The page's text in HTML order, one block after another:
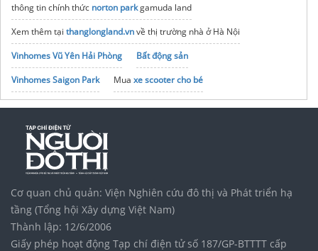
thông tin chính thức norton parkgamuda land
Xem thêm tại thanglongland.vnvề thị trường nhà ở Hà Nội
Vinhomes Vũ Yên Hải Phòng
Bất động sản
Vinhomes Saigon Park
Mua xe scooter cho bé
noxh K Home Avenue Nhơn Trạch
Tập đoàn Bcons Group
Cơ quan chủ quản: Viện Nghiên cứu đô thị và Phát triển hạ
tầng (Tổng hội Xây dựng Việt Nam)
Thành lập: 12/6/2006
Giấy phép hoạt động Tạp chí điện tử số 187/GP-BTTTT cấp